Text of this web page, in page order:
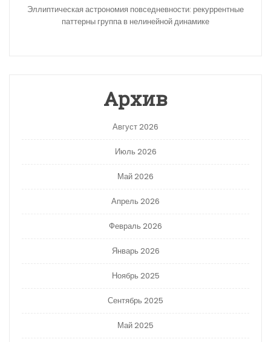
Эллиптическая астрономия повседневности: рекуррентные
паттерны группа в нелинейной динамике
Архив
Август 2026
Июль 2026
Май 2026
Апрель 2026
Февраль 2026
Январь 2026
Ноябрь 2025
Сентябрь 2025
Май 2025